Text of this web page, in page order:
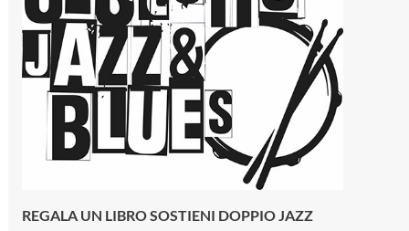
REGALA UN LIBRO SOSTIENI DOPPIO JAZZ